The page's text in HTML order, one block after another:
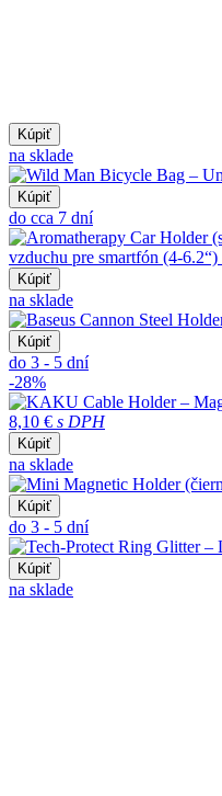
Kúpiť
na sklade
Kúpiť
do cca 7 dní
vzduchu pre smartfón (4-6.2“)
Kúpiť
na sklade
Kúpiť
do 3 - 5 dní
-28%
8,10 € s DPH
Kúpiť
na sklade
Kúpiť
do 3 - 5 dní
Kúpiť
na sklade